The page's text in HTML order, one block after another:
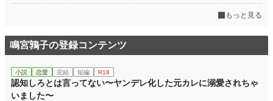
もっと見る
鳴宮鶉子の登録コンテンツ
小説 恋愛 完結 短編 R18
認知しろとは言ってない〜ヤンデレ化した元カレに溺愛されちゃ
いました〜